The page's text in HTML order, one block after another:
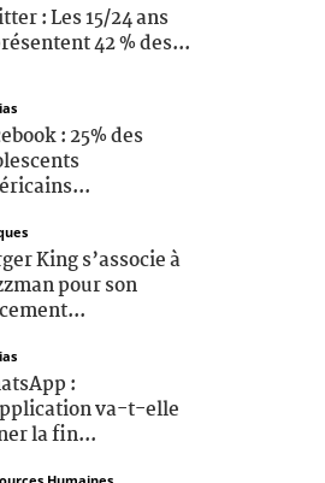
: Les 15/24 ans
42 % des...
: 25% des
King s’associe à
pour son
:
va-t-elle
la fin...